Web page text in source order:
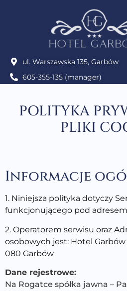
ul. Warszawska 135, Garbów
605-355-135 (manager)
POLITYKA
PLIKI
Informacje
1. Niniejsza polityka dotyczy
funkcjonującego pod
2. Operatorem serwisu oraz
osobowych jest: Hotel Garbów
080 Garbów
Dane rejestrowe:
Na Rogatce spółka jawna –